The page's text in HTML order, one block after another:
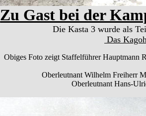
Zu Gast bei der
Die Kasta 3 wurde als
Das
Obiges Foto zeigt Staffelführer Hauptmann
Oberleutnant Wilhelm Freiherr
Oberleutnant Hans-